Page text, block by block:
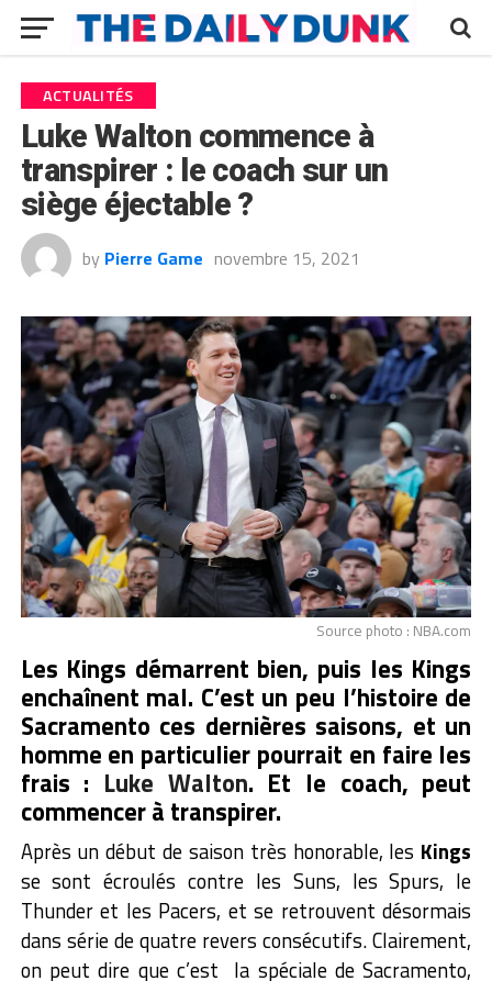
ACTUALITÉS
Luke Walton commence à
transpirer : le coach sur un
siège éjectable ?
by Pierre Game novembre 15, 2021
Source photo : NBA.com
Les Kings démarrent bien, puis les Kings
enchaînent mal. C’est un peu l’histoire de
Sacramento ces dernières saisons, et un
homme en particulier pourrait en faire les
frais : Luke Walton. Et le coach, peut
commencer à transpirer.
Après un début de saison très honorable, les Kings
se sont écroulés contre les Suns, les Spurs, le
Thunder et les Pacers, et se retrouvent désormais
dans série de quatre revers consécutifs. Clairement,
on peut dire que c’est la spéciale de Sacramento,